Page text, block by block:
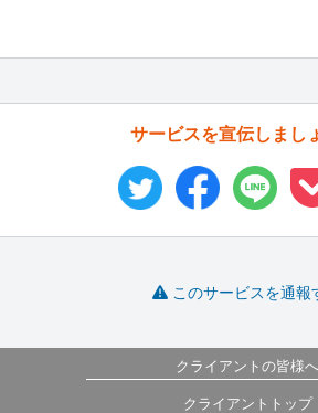
サービスを宣伝しまし
このサービスを通報
クライアントの皆様へ
クライアントトップ